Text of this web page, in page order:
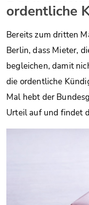
ordentliche
Bereits zum dritten
Berlin, dass Mieter,
begleichen, damit
die ordentliche
Mal hebt der
Urteil auf und findet